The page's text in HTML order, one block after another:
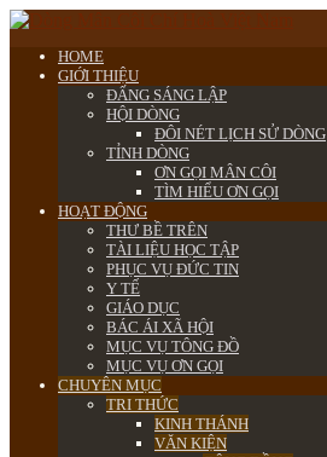
HOME
GIỚI THIỆU
ĐẤNG SÁNG LẬP
HỘI DÒNG
ĐÔI NÉT LỊCH SỬ DÒNG
TỈNH DÒNG
ƠN GỌI MÂN CÔI
TÌM HIỂU ƠN GỌI
HOẠT ĐỘNG
THƯ BỀ TRÊN
TÀI LIỆU HỌC TẬP
PHỤC VỤ ĐỨC TIN
Y TẾ
GIÁO DỤC
BÁC ÁI XÃ HỘI
MỤC VỤ TÔNG ĐỒ
MỤC VỤ ƠN GỌI
CHUYÊN MỤC
TRI THỨC
KINH THÁNH
VĂN KIỆN